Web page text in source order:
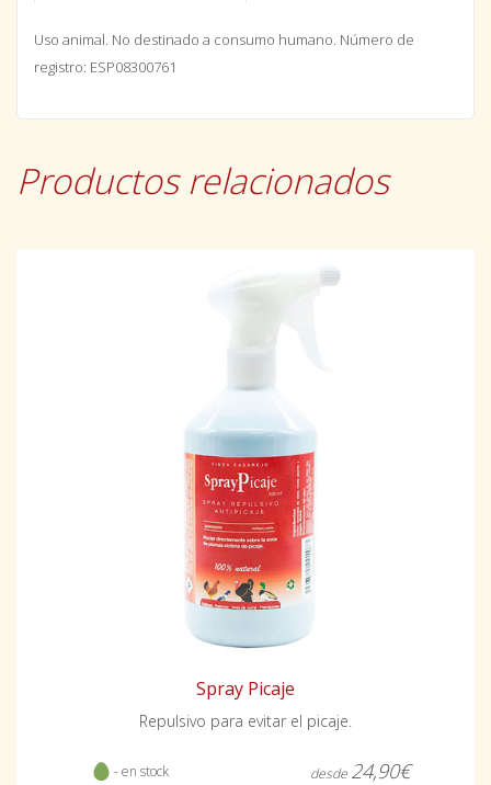
Uso animal. No destinado a consumo humano. Número de
registro: ESP08300761
Productos relacionados
Spray Picaje
Repulsivo para evitar el picaje.
- en stock desde 24,90€